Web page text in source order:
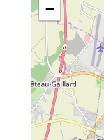
−